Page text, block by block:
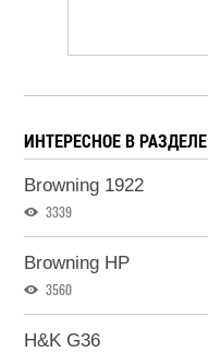
ИНТЕРЕСНОЕ В РАЗДЕЛЕ
Browning 1922
3339
Browning HP
3560
H&K G36